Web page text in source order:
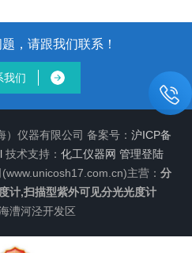
，请跟我们联系！
我们
仪器有限公司 备案号： 沪ICP备
技术支持： 化工仪器网 管理登陆
主营： 分
计,扫描型紫外可见分光光度计
漕河泾开发区